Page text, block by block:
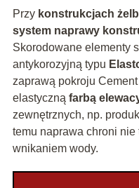
Przy konstrukcjach
system naprawy
Skorodowane elementy
antykorozyjną typu
zaprawą pokroju
elastyczną farbą
zewnętrznych, np.
temu naprawa chroni
wnikaniem wody.